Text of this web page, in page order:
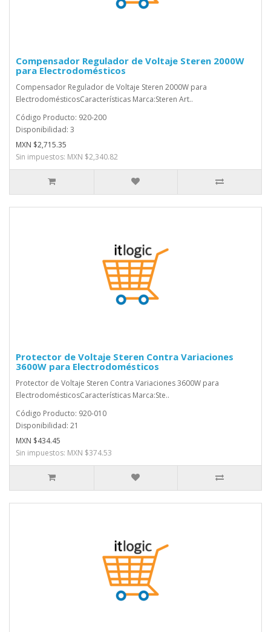
Compensador Regulador de Voltaje Steren 2000W
para Electrodomésticos
Compensador Regulador de Voltaje Steren 2000W para
ElectrodomésticosCaracterísticas Marca:Steren Art..
Código Producto: 920-200
Disponibilidad: 3
MXN $2,715.35
Sin impuestos: MXN $2,340.82
Protector de Voltaje Steren Contra Variaciones
3600W para Electrodomésticos
Protector de Voltaje Steren Contra Variaciones 3600W para
ElectrodomésticosCaracterísticas Marca:Ste..
Código Producto: 920-010
Disponibilidad: 21
MXN $434.45
Sin impuestos: MXN $374.53